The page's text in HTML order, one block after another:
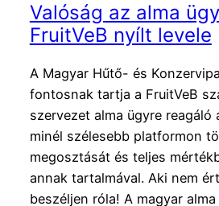
Valóság az alma
FruitVeB nyílt levele
A Magyar Hűtő- és
fontosnak tartja a FruitVeB
szervezet alma ügyre reagáló
minél szélesebb platformon
megosztását és teljes
annak tartalmával. Aki nem
beszéljen róla! A magyar